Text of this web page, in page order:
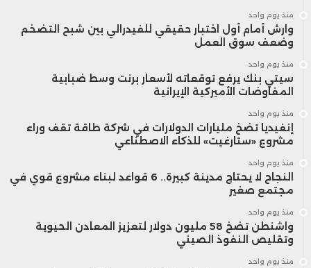
منذ يوم واحد
وارش أمام أول اختبار حقيقي للفيدرالي بين شبح التضخم
وضعف سوق العمل
منذ يوم واحد
سيتي بنك يرفع توقعاته لأسعار برنت وسط ضبابية
المفاوضات الأميركية الإيرانية
منذ يوم واحد
إنفيديا تضخ مليارات الدولارات في شركة طاقة تقف وراء
مشروع «ستارغيت» للذكاء الاصطناعي
منذ يوم واحد
النجاح لا يحتاج مدينة كبيرة.. 6 قواعد لبناء مشروع قوي في
مجتمع صغير
منذ يوم واحد
واشنطن تضخ 58 مليون دولار لتعزيز المعادن الحيوية
وتقليص النفوذ الصيني
منذ يوم واحد